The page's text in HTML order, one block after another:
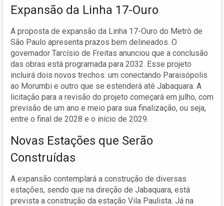
Expansão da Linha 17-Ouro
A proposta de expansão da Linha 17-Ouro do Metrô de
São Paulo apresenta prazos bem delineados. O
governador Tarcísio de Freitas anunciou que a conclusão
das obras está programada para 2032. Esse projeto
incluirá dois novos trechos: um conectando Paraisópolis
ao Morumbi e outro que se estenderá até Jabaquara. A
licitação para a revisão do projeto começará em julho, com
previsão de um ano e meio para sua finalização, ou seja,
entre o final de 2028 e o início de 2029.
Novas Estações que Serão
Construídas
A expansão contemplará a construção de diversas
estações, sendo que na direção de Jabaquara, está
prevista a construção da estação Vila Paulista. Já na